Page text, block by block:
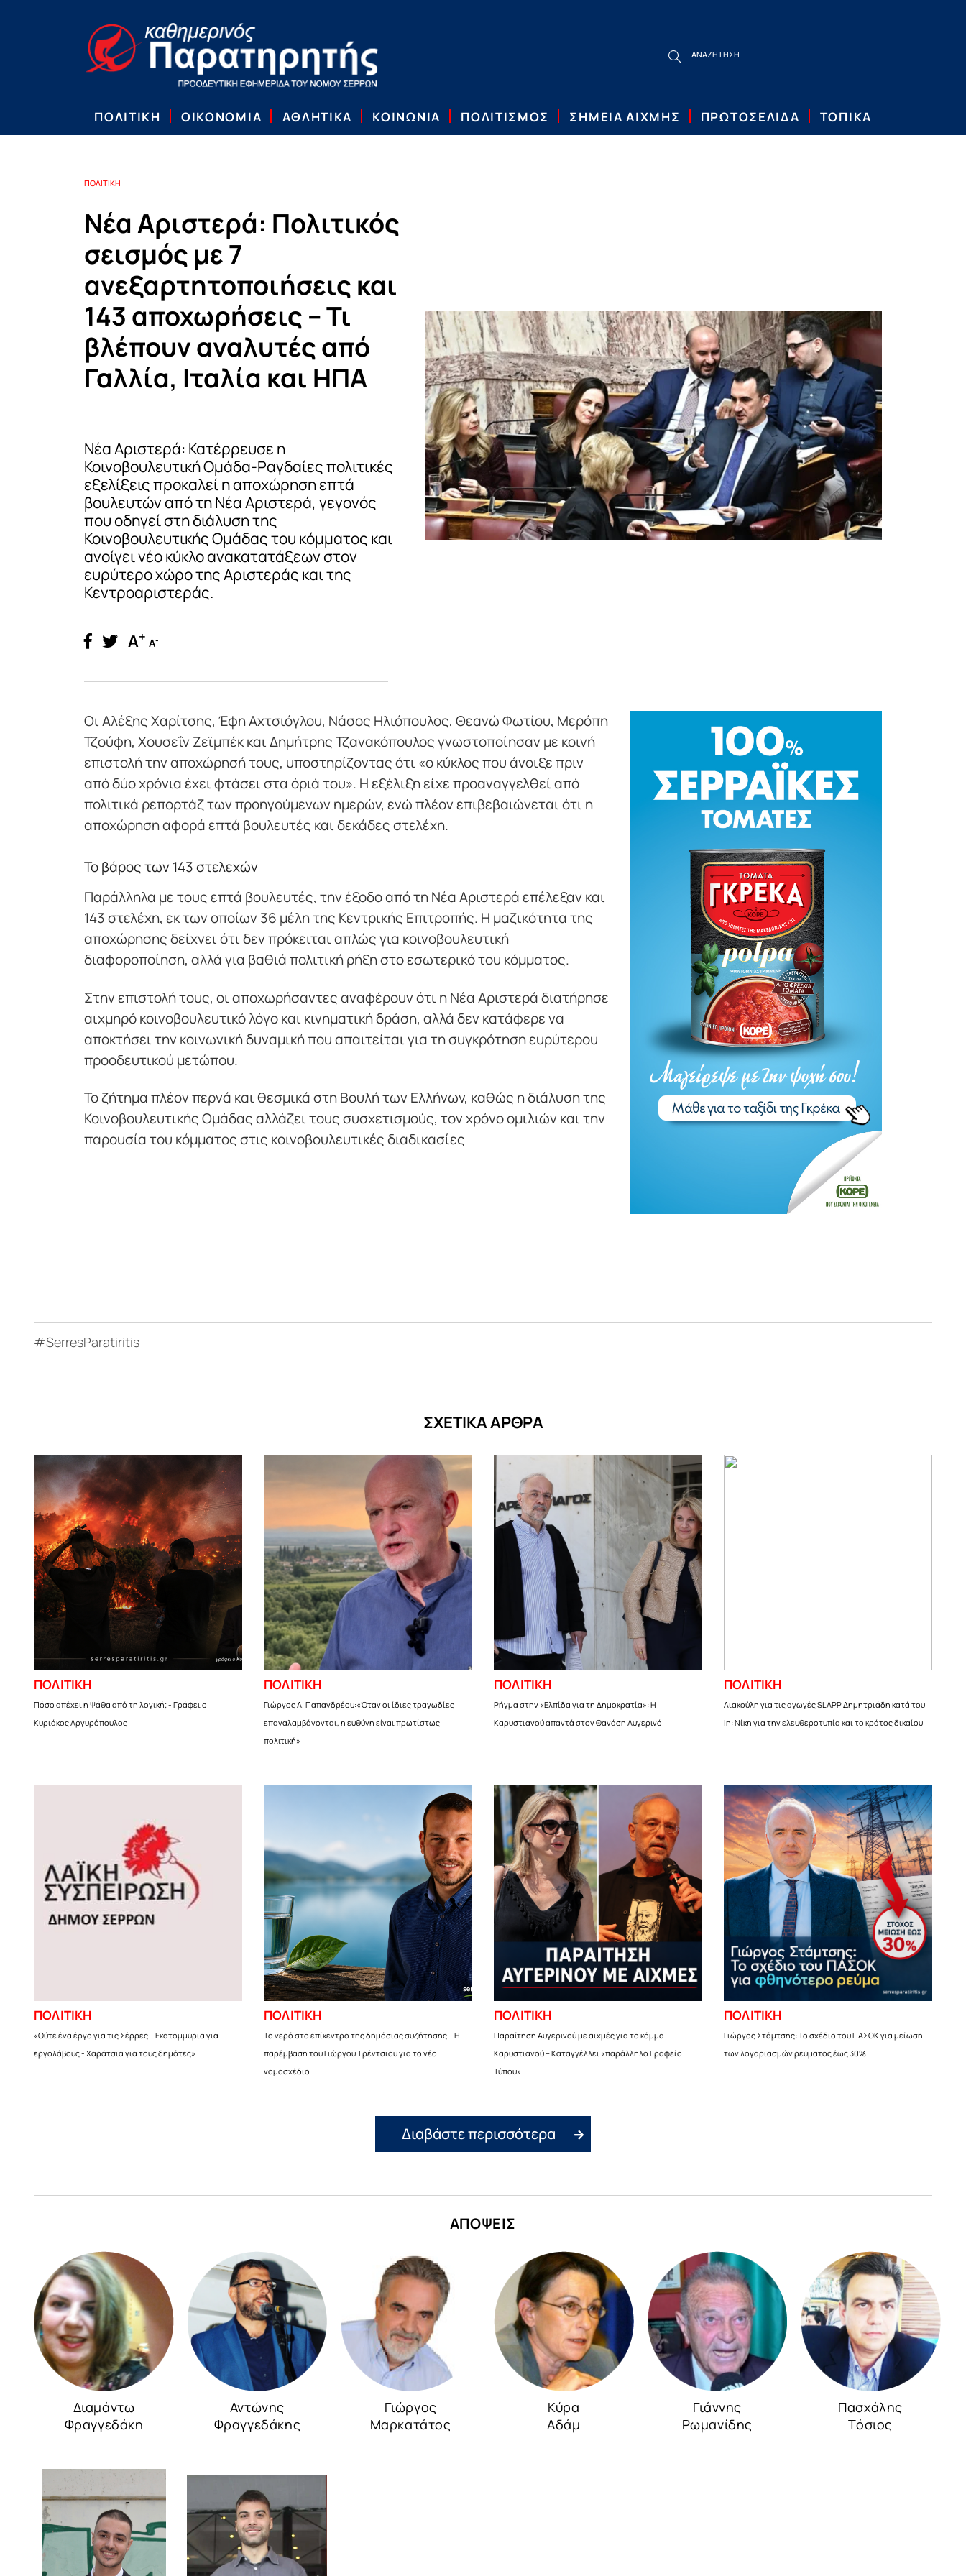
ΠΟΛΙΤΙΚΗ ΟΙΚΟΝΟΜΙΑ ΑΘΛΗΤΙΚΑ ΚΟΙΝΩΝΙΑ ΠΟΛΙΤΙΣΜΟΣ ΣΗΜΕΙΑ ΑΙΧΜΗΣ ΠΡΩΤΟΣΕΛΙΔΑ ΤΟΠΙΚΑ
ΠΟΛΙΤΙΚΗ
Νέα Αριστερά: Πολιτικός
σεισμός με 7
ανεξαρτητοποιήσεις και
143 αποχωρήσεις – Τι
βλέπουν αναλυτές από
Γαλλία, Ιταλία και ΗΠΑ
Νέα Αριστερά: Κατέρρευσε η
Κοινοβουλευτική Ομάδα-Ραγδαίες πολιτικές
εξελίξεις προκαλεί η αποχώρηση επτά
βουλευτών από τη Νέα Αριστερά, γεγονός
που οδηγεί στη διάλυση της
Κοινοβουλευτικής Ομάδας του κόμματος και
ανοίγει νέο κύκλο ανακατατάξεων στον
ευρύτερο χώρο της Αριστεράς και της
Κεντροαριστεράς.
A+ A-
Οι Αλέξης Χαρίτσης, Έφη Αχτσιόγλου, Νάσος Ηλιόπουλος, Θεανώ Φωτίου, Μερόπη
Τζούφη, Χουσεΐν Ζεϊμπέκ και Δημήτρης Τζανακόπουλος γνωστοποίησαν με κοινή
επιστολή την αποχώρησή τους, υποστηρίζοντας ότι «ο κύκλος που άνοιξε πριν
από δύο χρόνια έχει φτάσει στα όριά του». Η εξέλιξη είχε προαναγγελθεί από
πολιτικά ρεπορτάζ των προηγούμενων ημερών, ενώ πλέον επιβεβαιώνεται ότι η
αποχώρηση αφορά επτά βουλευτές και δεκάδες στελέχη.
Το βάρος των 143 στελεχών
Παράλληλα με τους επτά βουλευτές, την έξοδο από τη Νέα Αριστερά επέλεξαν και
143 στελέχη, εκ των οποίων 36 μέλη της Κεντρικής Επιτροπής. Η μαζικότητα της
αποχώρησης δείχνει ότι δεν πρόκειται απλώς για κοινοβουλευτική
διαφοροποίηση, αλλά για βαθιά πολιτική ρήξη στο εσωτερικό του κόμματος.
Στην επιστολή τους, οι αποχωρήσαντες αναφέρουν ότι η Νέα Αριστερά διατήρησε
αιχμηρό κοινοβουλευτικό λόγο και κινηματική δράση, αλλά δεν κατάφερε να
αποκτήσει την κοινωνική δυναμική που απαιτείται για τη συγκρότηση ευρύτερου
προοδευτικού μετώπου.
Το ζήτημα πλέον περνά και θεσμικά στη Βουλή των Ελλήνων, καθώς η διάλυση της
Κοινοβουλευτικής Ομάδας αλλάζει τους συσχετισμούς, τον χρόνο ομιλιών και την
παρουσία του κόμματος στις κοινοβουλευτικές διαδικασίες
#SerresParatiritis
ΣΧΕΤΙΚΑ ΑΡΘΡΑ
ΠΟΛΙΤΙΚΗ
Πόσο απέχει η Ψάθα από τη λογική; - Γράφει ο
Κυριάκος Αργυρόπουλος
ΠΟΛΙΤΙΚΗ
Γιώργος Α. Παπανδρέου:«Όταν οι ίδιες τραγωδίες
επαναλαμβάνονται, η ευθύνη είναι πρωτίστως
πολιτική»
ΠΟΛΙΤΙΚΗ
Ρήγμα στην «Ελπίδα για τη Δημοκρατία»: Η
Καρυστιανού απαντά στον Θανάση Αυγερινό
ΠΟΛΙΤΙΚΗ
Λιακούλη για τις αγωγές SLAPP Δημητριάδη κατά του
in: Νίκη για την ελευθεροτυπία και το κράτος δικαίου
ΠΟΛΙΤΙΚΗ
«Ούτε ένα έργο για τις Σέρρες – Εκατομμύρια για
εργολάβους - Χαράτσια για τους δημότες»
ΠΟΛΙΤΙΚΗ
Το νερό στο επίκεντρο της δημόσιας συζήτησης – Η
παρέμβαση του Γιώργου Τρέντσιου για το νέο
νομοσχέδιο
ΠΟΛΙΤΙΚΗ
Παραίτηση Αυγερινού με αιχμές για το κόμμα
Καρυστιανού – Καταγγέλλει «παράλληλο Γραφείο
Τύπου»
ΠΟΛΙΤΙΚΗ
Γιώργος Στάμτσης: Το σχέδιο του ΠΑΣΟΚ για μείωση
των λογαριασμών ρεύματος έως 30%
Διαβάστε περισσότερα
ΑΠΟΨΕΙΣ
Διαμάντω
Φραγγεδάκη
Αντώνης
Φραγγεδάκης
Γιώργος
Μαρκατάτος
Κύρα
Αδάμ
Γιάννης
Ρωμανίδης
Πασχάλης
Τόσιος